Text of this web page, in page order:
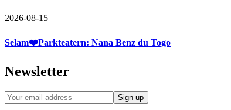
2026-08-15
Selam❤️Parkteatern: Nana Benz du Togo
Newsletter